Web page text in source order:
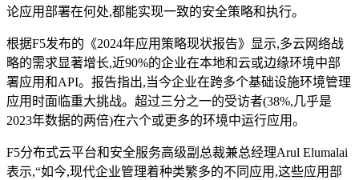
论应用部署在何处,都能实现一致的安全策略和执行。
根据F5发布的《2024年应用策略现状报告》显示,多云网络战
略的需求显著增长,近90%的企业在本地和云或边缘环境中部
署应用和API。报告指出,当今企业在跨多个基础设施环境管理
应用时面临重大挑战。超过三分之一的受访者(38%,几乎是
2023年数据的两倍)在六个或更多的环境中运行应用。
F5分布式云平台和安全服务高级副总裁兼总经理Arul Elumalai
表示,“如今,现代企业管理着种类繁多的不同应用,这些应用部